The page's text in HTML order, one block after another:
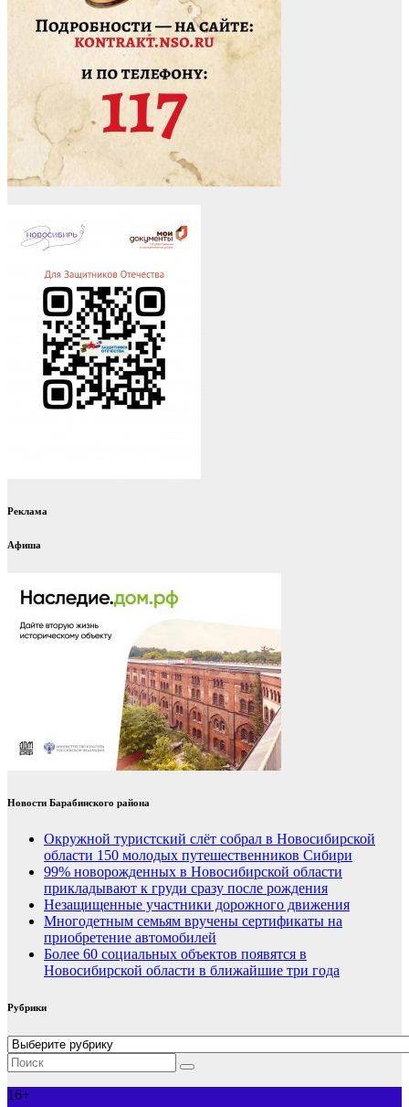
Реклама
Афиша
Новости Барабинского района
Окружной туристский слёт собрал в Новосибирской
области 150 молодых путешественников Сибири
99% новорожденных в Новосибирской области
прикладывают к груди сразу после рождения
Незащищенные участники дорожного движения
Многодетным семьям вручены сертификаты на
приобретение автомобилей
Более 60 социальных объектов появятся в
Новосибирской области в ближайшие три года
Рубрики
Рубрики
16+